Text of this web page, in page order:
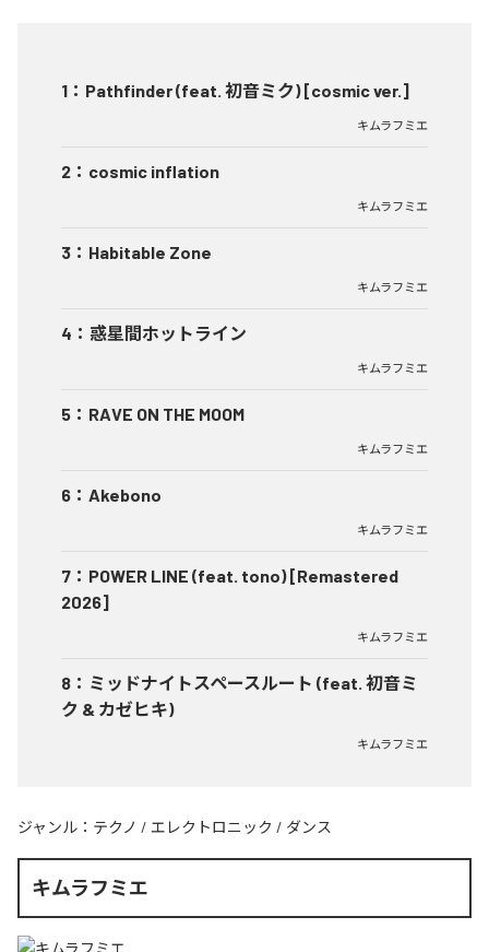
1 ： Pathfinder (feat. 初音ミク) [cosmic ver.]
キムラフミエ
2 ： cosmic inflation
キムラフミエ
3 ： Habitable Zone
キムラフミエ
4 ： 惑星間ホットライン
キムラフミエ
5 ： RAVE ON THE MOOM
キムラフミエ
6 ： Akebono
キムラフミエ
7 ： POWER LINE (feat. tono) [Remastered
2026]
キムラフミエ
8 ： ミッドナイトスペースルート (feat. 初音ミ
ク & カゼヒキ)
キムラフミエ
ジャンル： テクノ / エレクトロニック / ダンス
キムラフミエ